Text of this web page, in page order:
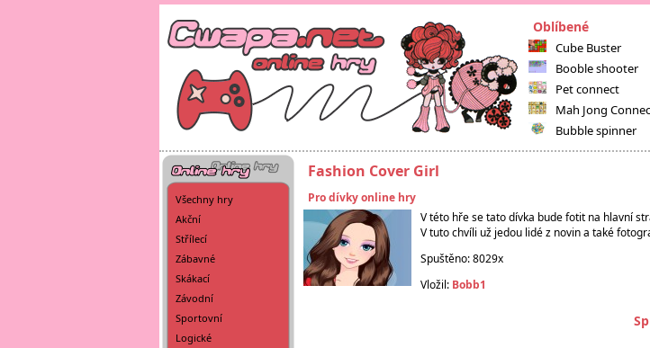
Oblíbené
Cube Buster
Booble shooter
Pet connect
Mah Jong
Bubble spinner
Všechny hry
Akční
Střílecí
Zábavné
Skákací
Závodní
Sportovní
Logické
Fashion Cover Girl
Pro dívky online hry
V této hře se tato dívka bude fotit na hlavní
V tuto chvíli už jedou lidé z novin a také
Spuštěno: 8029x
Vložil: Bobb1